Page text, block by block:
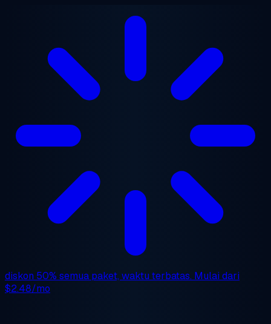
diskon 50% semua paket, waktu terbatas. Mulai dari
$2.48/mo